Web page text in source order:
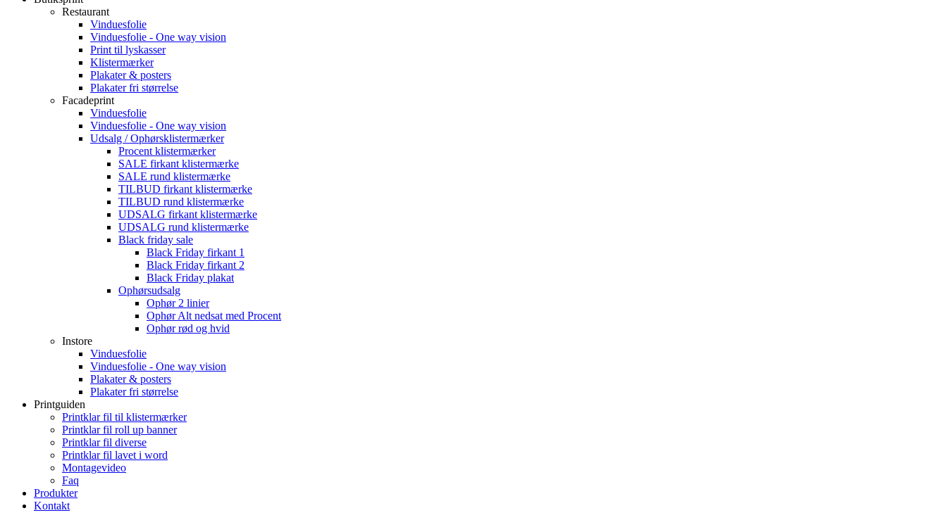
Restaurant
Vinduesfolie
Vinduesfolie - One way vision
Print til lyskasser
Klistermærker
Plakater & posters
Plakater fri størrelse
Facadeprint
Vinduesfolie
Vinduesfolie - One way vision
Udsalg / Ophørsklistermærker
Procent klistermærker
SALE firkant klistermærke
SALE rund klistermærke
TILBUD firkant klistermærke
TILBUD rund klistermærke
UDSALG firkant klistermærke
UDSALG rund klistermærke
Black friday sale
Black Friday firkant 1
Black Friday firkant 2
Black Friday plakat
Ophørsudsalg
Ophør 2 linier
Ophør Alt nedsat med Procent
Ophør rød og hvid
Instore
Vinduesfolie
Vinduesfolie - One way vision
Plakater & posters
Plakater fri størrelse
Printguiden
Printklar fil til klistermærker
Printklar fil roll up banner
Printklar fil diverse
Printklar fil lavet i word
Montagevideo
Faq
Produkter
Kontakt